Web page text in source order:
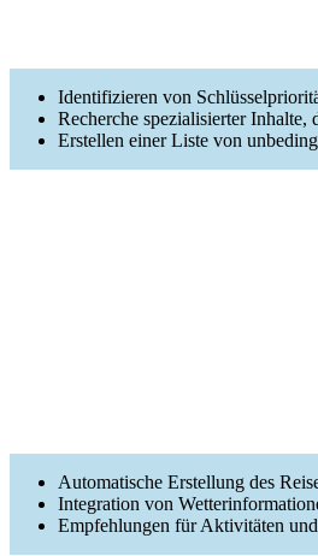
Identifizieren von
Recherche spezialisierter Inhalte,
Erstellen einer Liste von
Automatische Erstellung des
Integration von
Empfehlungen für Aktivitäten